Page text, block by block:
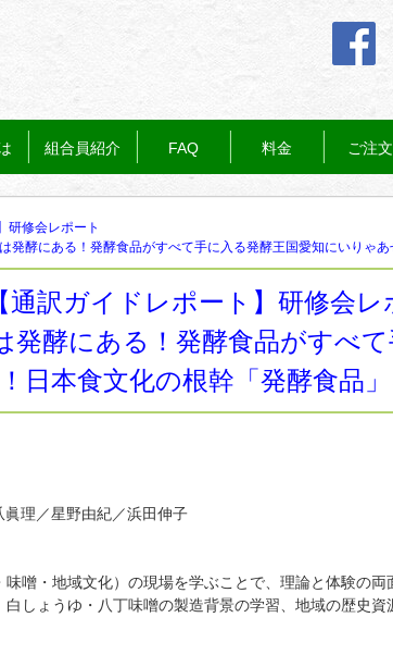
組合員紹介 FAQ 料金 ご注文
研修会レポート
発酵にある！発酵食品がすべて手に入る発酵王国愛知にいりゃ
【通訳ガイドレポート】研修会レ
発酵にある！発酵食品がすべ
日本食文化の根幹「発酵食品
理／星野由紀／浜田伸子
噌・地域文化）の現場を学ぶことで、理論と体験の
しょうゆ・八丁味噌の製造背景の学習、地域の歴史